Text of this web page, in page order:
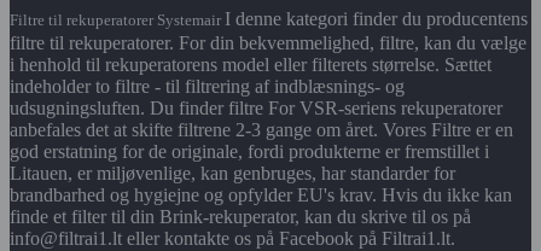
Filtre til rekuperatorer Systemair I denne kategori finder du producentens
filtre til rekuperatorer. For din bekvemmelighed, filtre, kan du vælge
i henhold til rekuperatorens model eller filterets størrelse. Sættet
indeholder to filtre - til filtrering af indblæsnings- og
udsugningsluften. Du finder filtre For VSR-seriens rekuperatorer
anbefales det at skifte filtrene 2-3 gange om året. Vores Filtre er en
god erstatning for de originale, fordi produkterne er fremstillet i
Litauen, er miljøvenlige, kan genbruges, har standarder for
brandbarhed og hygiejne og opfylder EU's krav. Hvis du ikke kan
finde et filter til din Brink-rekuperator, kan du skrive til os på
info@filtrai1.lt eller kontakte os på Facebook på Filtrai1.lt.